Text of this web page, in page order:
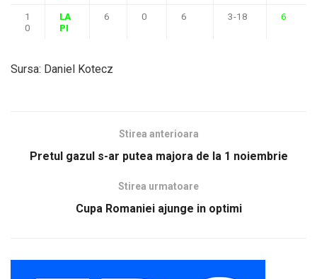
1
0
LA
PI
6 0 6 3-18 6
Sursa: Daniel Kotecz
Stirea anterioara
Pretul gazul s-ar putea majora de la 1 noiembrie
Stirea urmatoare
Cupa Romaniei ajunge in optimi